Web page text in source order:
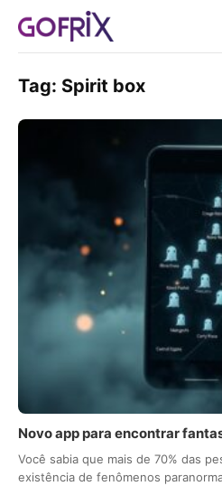
Tag: Spirit box
Novo app para encontrar
Você sabia que mais de 70% das
existência de fenômenos